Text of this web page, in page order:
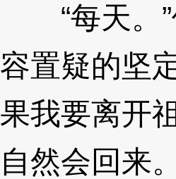
“每天。”
容置疑的坚
果我要离开
自然会回来